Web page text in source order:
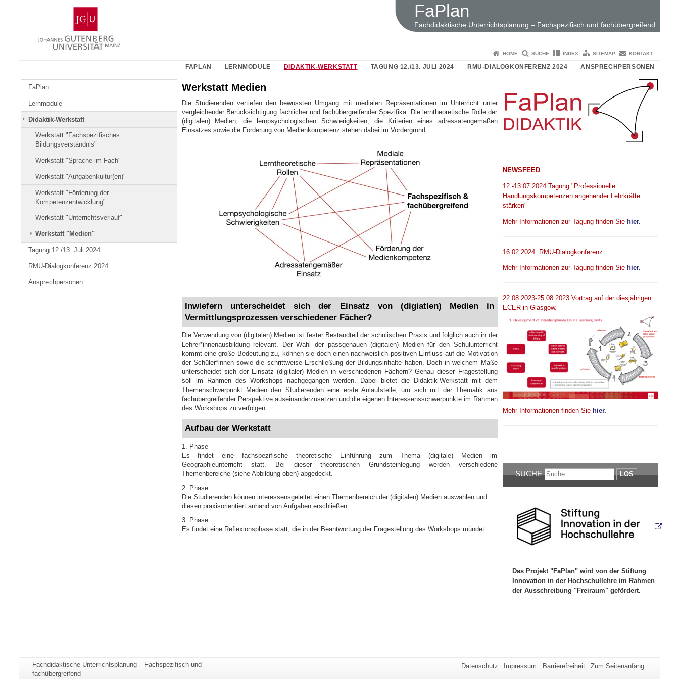
Gutenberg-
Universität
Mainz
FaPlan
Fachdidaktische Unterrichtsplanung – Fachspezifisch und fachübergreifend
HOME SUCHE INDEX SITEMAP KONTAKT
FAPLAN LERNMODULE DIDAKTIK-WERKSTATT TAGUNG 12./13. JULI 2024 RMU-DIALOGKONFERENZ 2024 ANSPRECHPERSONEN
FaPlan
Lernmodule
Didaktik-Werkstatt
Werkstatt "Fachspezifisches
Bildungsverständnis"
Werkstatt "Sprache im Fach"
Werkstatt "Aufgabenkultur(en)"
Werkstatt "Förderung der
Kompetenzentwicklung"
Werkstatt "Unterrichtsverlauf"
Werkstatt "Medien"
Tagung 12./13. Juli 2024
RMU-Dialogkonferenz 2024
Ansprechpersonen
Werkstatt Medien
Die Studierenden vertiefen den bewussten Umgang mit medialen Repräsentationen im Unterricht unter
vergleichender Berücksichtigung fachlicher und fachübergreifender Spezifika. Die lerntheoretische Rolle der
(digitalen) Medien, die lernpsychologischen Schwierigkeiten, die Kriterien eines adressatengemäßen
Einsatzes sowie die Förderung von Medienkompetenz stehen dabei im Vordergrund.
Inwiefern unterscheidet sich der Einsatz von (digiatlen) Medien in
Vermittlungsprozessen verschiedener Fächer?
Die Verwendung von (digitalen) Medien ist fester Bestandteil der schulischen Praxis und folglich auch in der
Lehrer*innenausbildung relevant. Der Wahl der passgenauen (digitalen) Medien für den Schulunterricht
kommt eine große Bedeutung zu, können sie doch einen nachweislich positiven Einfluss auf die Motivation
der Schüler*innen sowie die schrittweise Erschließung der Bildungsinhalte haben. Doch in welchem Maße
unterscheidet sich der Einsatz (digitaler) Medien in verschiedenen Fächern? Genau dieser Fragestellung
soll im Rahmen des Workshops nachgegangen werden. Dabei bietet die Didaktik-Werkstatt mit dem
Themenschwerpunkt Medien den Studierenden eine erste Anlaufstelle, um sich mit der Thematik aus
fachübergreifender Perspektive auseinanderzusetzen und die eigenen Interessensschwerpunkte im Rahmen
des Workshops zu verfolgen.
Aufbau der Werkstatt
1. Phase
Es findet eine fachspezifische theoretische Einführung zum Thema (digitale) Medien im
Geographieunterricht statt. Bei dieser theoretischen Grundsteinlegung werden verschiedene
Themenbereiche (siehe Abbildung oben) abgedeckt.
2. Phase
Die Studierenden können interessensgeleitet einen Themenbereich der (digitalen) Medien auswählen und
diesen praxisorientiert anhand von Aufgaben erschließen.
3. Phase
Es findet eine Reflexionsphase statt, die in der Beantwortung der Fragestellung des Workshops mündet.
NEWSFEED
12.-13.07.2024 Tagung "Professionelle
Handlungskompetenzen angehender Lehrkräfte
stärken"
Mehr Informationen zur Tagung finden Siehier.
16.02.2024 RMU-Dialogkonferenz
Mehr Informationen zur Tagung finden Siehier.
22.08.2023-25.08.2023 Vortrag auf der diesjährigen
ECER in Glasgow.
Mehr Informationen finden Sie hier.
SUCHE LOS
Das Projekt "FaPlan" wird von der Stiftung
Innovation in der Hochschullehre im Rahmen
der Ausschreibung "Freiraum" gefördert.
Zusätzliche
Informationen
Seiten-
Name:
Fachdidaktische Unterrichtsplanung – Fachspezifisch und
fachübergreifend
Datenschutz Impressum Barrierefreiheit Zum Seitenanfang